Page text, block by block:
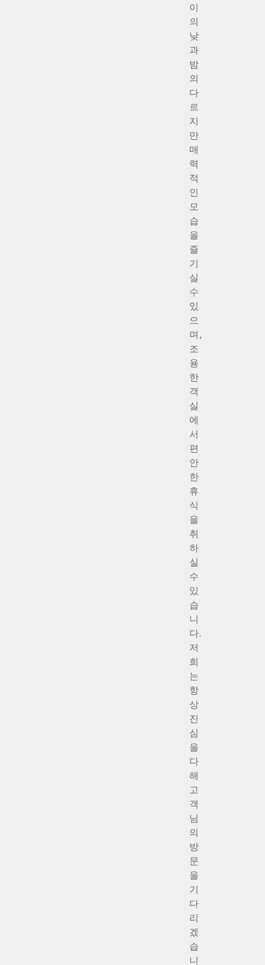
이
의
낮
과
밤
의
다
르
지
만
매
력
적
인
모
습
을
즐
기
실
수
있
으
며,
조
용
한
객
실
에
서
편
안
한
휴
식
을
취
하
실
수
있
습
니
다.
저
희
는
항
상
진
심
을
다
해
고
객
님
의
방
문
을
기
다
리
겠
습
니